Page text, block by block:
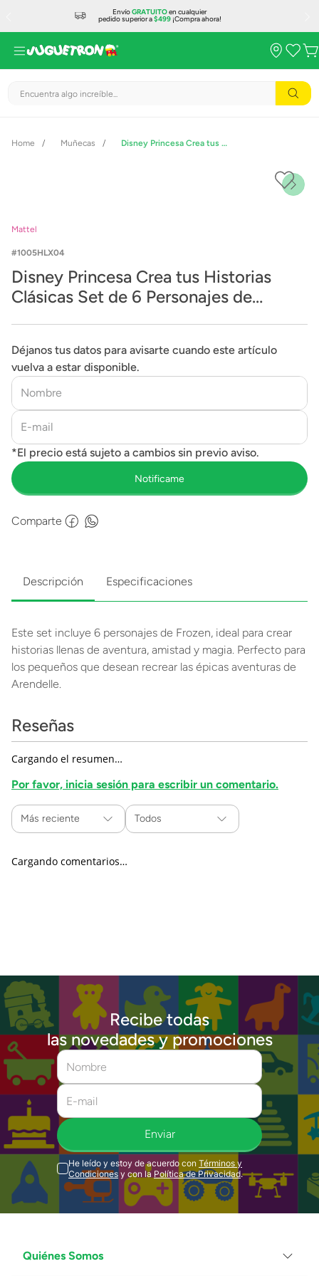
EnvíoGRATUITOen cualquier
pedido superior a$499¡Compra ahora!
Encuentra algo increíble...
Muñecas Disney Princesa Crea tus Historias Clásicas Set de 6 Personajes de Frozen
Mattel
1005HLX04
Disney Princesa Crea tus Historias
Clásicas Set de 6 Personajes de
Déjanos tus datos para avisarte cuando este artículo
vuelva a estar disponible.
Comparte
Descripción Especificaciones
Este set incluye 6 personajes de Frozen, ideal para crear
historias llenas de aventura, amistad y magia. Perfecto para
los pequeños que desean recrear las épicas aventuras de
Arendelle.
Reseñas
Cargando el resumen…
Por favor, inicia sesión para escribir un comentario.
Más reciente Todos
Cargando comentarios…
Recibe todas
las novedades y promociones
Enviar
He leído y estoy de acuerdo con Términos y
Condiciones y con la Política de Privacidad.
Quiénes Somos